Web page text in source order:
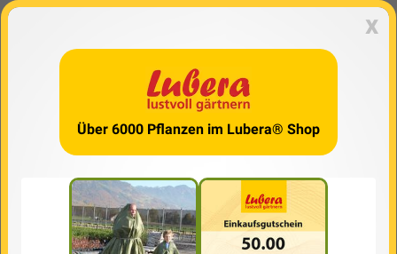
x
Über 6000 Pflanzen im Lubera® Shop